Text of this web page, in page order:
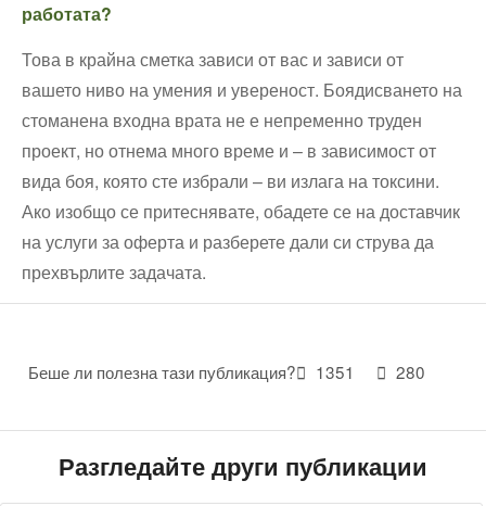
работата?
Това в крайна сметка зависи от вас и зависи от
вашето ниво на умения и увереност. Боядисването на
стоманена входна врата не е непременно труден
проект, но отнема много време и – в зависимост от
вида боя, която сте избрали – ви излага на токсини.
Ако изобщо се притеснявате, обадете се на доставчик
на услуги за оферта и разберете дали си струва да
прехвърлите задачата.
Беше ли полезна тази публикация? 1351 280
Разгледайте други публикации